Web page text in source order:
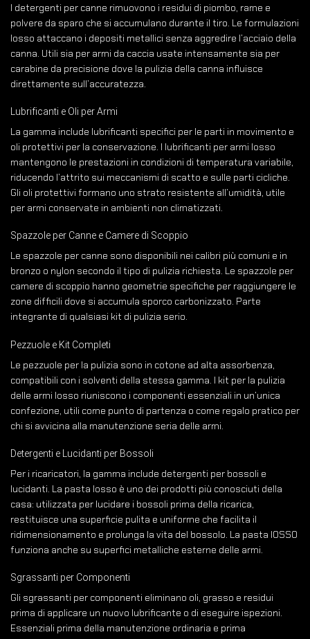
I detergenti per canne rimuovono i residui di piombo, rame e
polvere da sparo che si accumulano durante il tiro. Le formulazioni
Iosso attaccano i depositi metallici senza aggredire l’acciaio della
canna. Utili sia per armi da caccia usate intensamente sia per
carabine da precisione dove la pulizia della canna influisce
direttamente sull’accuratezza.
Lubrificanti e Oli per Armi
La gamma include lubrificanti specifici per le parti in movimento e
oli protettivi per la conservazione. I lubrificanti per armi Iosso
mantengono le prestazioni in condizioni di temperatura variabile,
riducendo l’attrito sui meccanismi di scatto e sulle parti cicliche.
Gli oli protettivi formano uno strato resistente all’umidità, utile
per armi conservate in ambienti non climatizzati.
Spazzole per Canne e Camere di Scoppio
Le spazzole per canne sono disponibili nei calibri più comuni e in
bronzo o nylon secondo il tipo di pulizia richiesta. Le spazzole per
camere di scoppio hanno geometrie specifiche per raggiungere le
zone difficili dove si accumula sporco carbonizzato. Parte
integrante di qualsiasi kit di pulizia serio.
Pezzuole e Kit Completi
Le pezzuole per la pulizia sono in cotone ad alta assorbenza,
compatibili con i solventi della stessa gamma. I kit per la pulizia
delle armi Iosso riuniscono i componenti essenziali in un’unica
confezione, utili come punto di partenza o come regalo pratico per
chi si avvicina alla manutenzione seria delle armi.
Detergenti e Lucidanti per Bossoli
Per i ricaricatori, la gamma include detergenti per bossoli e
lucidanti. La pasta Iosso è uno dei prodotti più conosciuti della
casa: utilizzata per lucidare i bossoli prima della ricarica,
restituisce una superficie pulita e uniforme che facilita il
ridimensionamento e prolunga la vita del bossolo. La pasta IOSSO
funziona anche su superfici metalliche esterne delle armi.
Sgrassanti per Componenti
Gli sgrassanti per componenti eliminano oli, grasso e residui
prima di applicare un nuovo lubrificante o di eseguire ispezioni.
Essenziali prima della manutenzione ordinaria e prima